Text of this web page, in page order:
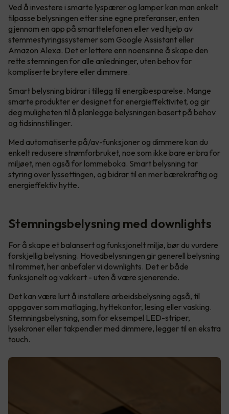
Ved å investere i smarte lyspærer og lamper kan man enkelt
tilpasse belysningen etter sine egne preferanser, enten
gjennom en app på smarttelefonen eller ved hjelp av
stemmestyringssystemer som Google Assistant eller
Amazon Alexa. Det er lettere enn noensinne å skape den
rette stemningen for alle anledninger, uten behov for
kompliserte brytere eller dimmere.
Smart belysning bidrar i tillegg til energibesparelse. Mange
smarte produkter er designet for energieffektivitet, og gir
deg muligheten til å planlegge belysningen basert på behov
og tidsinnstillinger.
Med automatiserte på/av-funksjoner og dimmere kan du
enkelt redusere strømforbruket, noe som ikke bare er bra for
miljøet, men også for lommeboka. Smart belysning tar
styring over lyssettingen, og bidrar til en mer bærekraftig og
energieffektiv hytte.
Stemningsbelysning med downlights
For å skape et balansert og funksjonelt miljø, bør du vurdere
forskjellig belysning. Hovedbelysningen gir generell belysning
til rommet, her anbefaler vi downlights. Det er både
funksjonelt og vakkert - uten å være sjenerende.
Det kan være lurt å installere arbeidsbelysning også, til
oppgaver som matlaging, hyttekontor, lesing eller vasking.
Stemningsbelysning, som for eksempel LED-striper,
lysekroner eller takpendler med dimmere, legger til en ekstra
touch.